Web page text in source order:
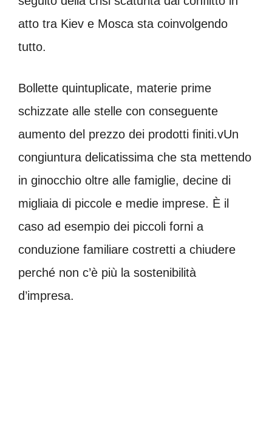
atto tra Kiev e Mosca sta coinvolgendo
tutto.
Bollette quintuplicate, materie prime
schizzate alle stelle con conseguente
aumento del prezzo dei prodotti finiti.vUn
congiuntura delicatissima che sta mettendo
in ginocchio oltre alle famiglie, decine di
migliaia di piccole e medie imprese. È il
caso ad esempio dei piccoli forni a
conduzione familiare costretti a chiudere
perché non c’è più la sostenibilità
d’impresa.